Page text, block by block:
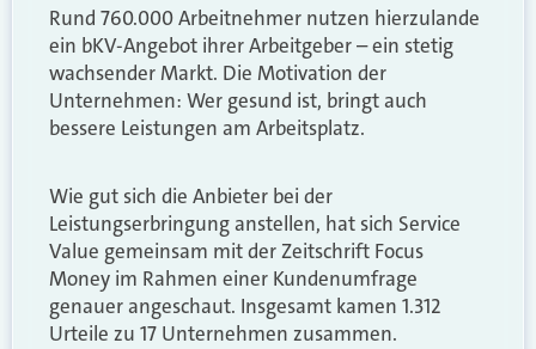
Rund 760.000 Arbeitnehmer nutzen hierzulande
ein bKV-Angebot ihrer Arbeitgeber – ein stetig
wachsender Markt. Die Motivation der
Unternehmen: Wer gesund ist, bringt auch
bessere Leistungen am Arbeitsplatz.
Wie gut sich die Anbieter bei der
Leistungserbringung anstellen, hat sich Service
Value gemeinsam mit der Zeitschrift Focus
Money im Rahmen einer Kundenumfrage
genauer angeschaut. Insgesamt kamen 1.312
Urteile zu 17 Unternehmen zusammen.